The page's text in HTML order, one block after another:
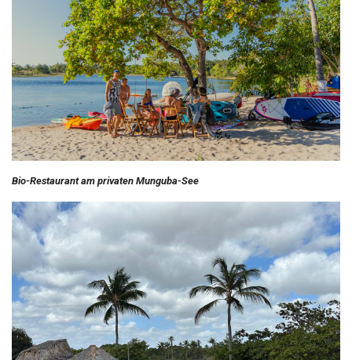
Bio-Restaurant am privaten Munguba-See